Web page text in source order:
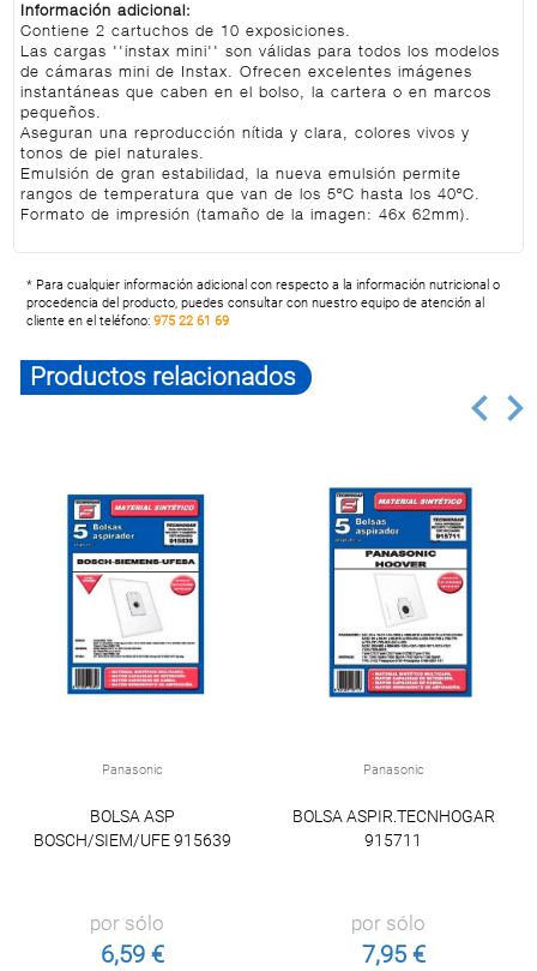
Información adicional:
Contiene 2 cartuchos de 10 exposiciones.
Las cargas ''instax mini'' son válidas para todos los modelos
de cámaras mini de Instax. Ofrecen excelentes imágenes
instantáneas que caben en el bolso, la cartera o en marcos
pequeños.
Aseguran una reproducción nítida y clara, colores vivos y
tonos de piel naturales.
Emulsión de gran estabilidad, la nueva emulsión permite
rangos de temperatura que van de los 5ºC hasta los 40ºC.
Formato de impresión (tamaño de la imagen: 46x 62mm).
* Para cualquier información adicional con respecto a la información nutricional o
procedencia del producto, puedes consultar con nuestro equipo de atención al
cliente en el teléfono:975 22 61 69
Productos relacionados
Panasonic
BOLSA ASP
BOSCH/SIEM/UFE 915639
por sólo
6,59 €
Panasonic
BOLSA ASPIR.TECNHOGAR
915711
por sólo
7,95 €